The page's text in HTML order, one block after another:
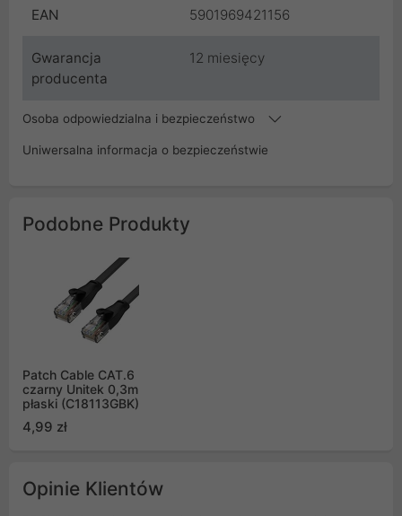
EAN 5901969421156
Gwarancja
producenta
12 miesięcy
Osoba odpowiedzialna i bezpieczeństwo
Uniwersalna informacja o bezpieczeństwie
Podobne Produkty
Patch Cable CAT.6
czarny Unitek 0,3m
płaski (C18113GBK)
4,99 zł
Opinie Klientów